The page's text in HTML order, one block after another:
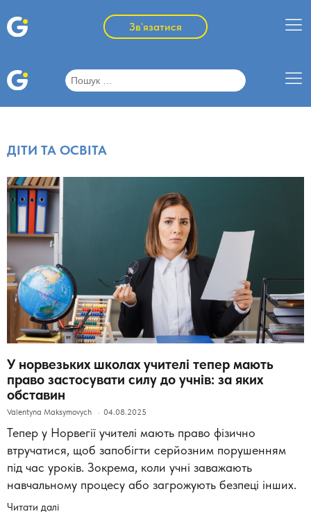
Зв`язатися
Пошук:
ДІТИ ТА ОСВІТА
У норвезьких школах учителі тепер мають
право застосувати силу до учнів: за яких
обставин
Valentyna Maksymovych 04.08.2025
Тепер у Норвегії учителі мають право фізично
втручатися, щоб запобігти серйозним порушенням
під час уроків. Зокрема, коли учні заважають
навчальному процесу або загрожують безпеці інших.
Читати далі